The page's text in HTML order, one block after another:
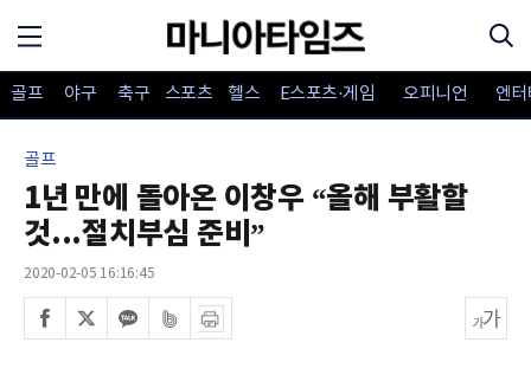
골프 야구 축구 스포츠 헬스 E스포츠·게임 오피니언 엔
골프
1년 만에 돌아온 이창우 “올해 부활할
것...절치부심 준비”
2020-02-05 16:16:45